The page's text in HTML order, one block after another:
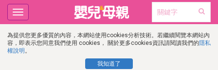
為提供您更多優質的內容，本網站使用cookies分析技術。若繼續閱覽本網站內
容，即表示您同意我們使用 cookies， 關於更多cookies資訊請閱讀我們的隱私
權說明 。
我知道了
Toggle
navigation